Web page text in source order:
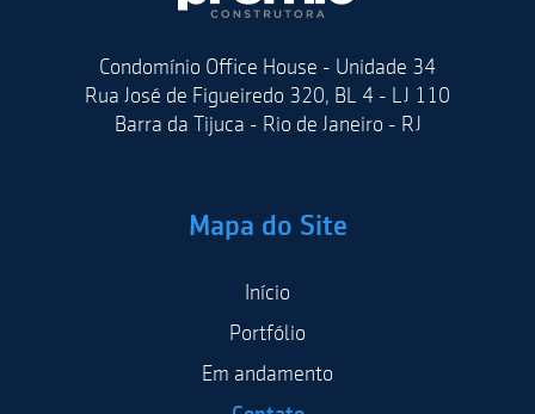
Condomínio Office House - Unidade 34
Rua José de Figueiredo 320, BL 4 - LJ 110
Barra da Tijuca - Rio de Janeiro - RJ
Mapa do Site
Início
Portfólio
Em andamento